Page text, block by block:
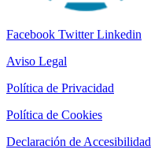
Facebook Twitter Linkedin
Aviso Legal
Política de Privacidad
Política de Cookies
Declaración de Accesibilidad